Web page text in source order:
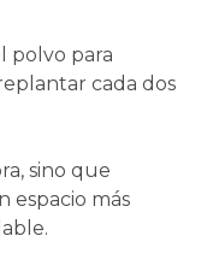
polvo para
cada dos
sino que
espacio más